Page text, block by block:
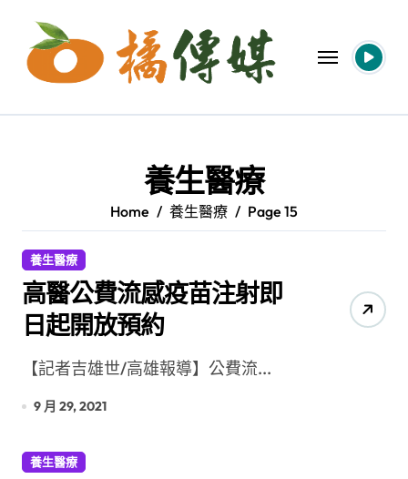
content
養生醫療
Home 養生醫療 Page 15
養生醫療
高醫公費流感疫苗注射即
日起開放預約
【記者吉雄世/高雄報導】公費流...
9 月 29, 2021
養生醫療